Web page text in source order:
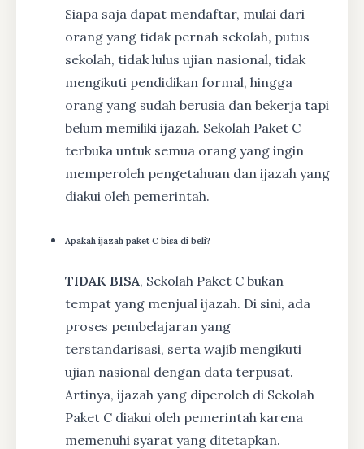
Siapa saja dapat mendaftar, mulai dari
orang yang tidak pernah sekolah, putus
sekolah, tidak lulus ujian nasional, tidak
mengikuti pendidikan formal, hingga
orang yang sudah berusia dan bekerja tapi
belum memiliki ijazah. Sekolah Paket C
terbuka untuk semua orang yang ingin
memperoleh pengetahuan dan ijazah yang
diakui oleh pemerintah.
Apakah ijazah paket C bisa di beli?
TIDAK BISA, Sekolah Paket C bukan
tempat yang menjual ijazah. Di sini, ada
proses pembelajaran yang
terstandarisasi, serta wajib mengikuti
ujian nasional dengan data terpusat.
Artinya, ijazah yang diperoleh di Sekolah
Paket C diakui oleh pemerintah karena
memenuhi syarat yang ditetapkan.